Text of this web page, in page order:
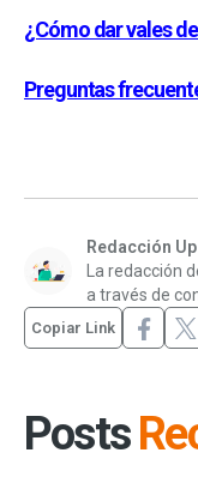
¿Cómo dar vales
Preguntas
Redacción
La redacción
a través de
Copiar Link
Posts